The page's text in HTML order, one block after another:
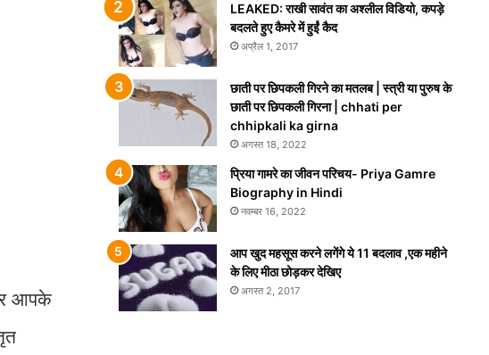
आपके
LEAKED: राखी सावंत का अश्लील विडियो, कपड़े
बदलते हुए कैमरे में हुईं कैद
अप्रैल 1, 2017
छाती पर छिपकली गिरने का मतलब | स्त्री या पुरुष के
छाती पर छिपकली गिरना | chhati per
chhipkali ka girna
अगस्त 18, 2022
प्रिया गामरे का जीवन परिचय- Priya Gamre
Biography in Hindi
नवम्बर 16, 2022
आप खुद महसूस करने लगेंगे ये 11 बदलाव ,एक महीने
के लिए मीठा छोड़कर देखिए
अगस्त 2, 2017